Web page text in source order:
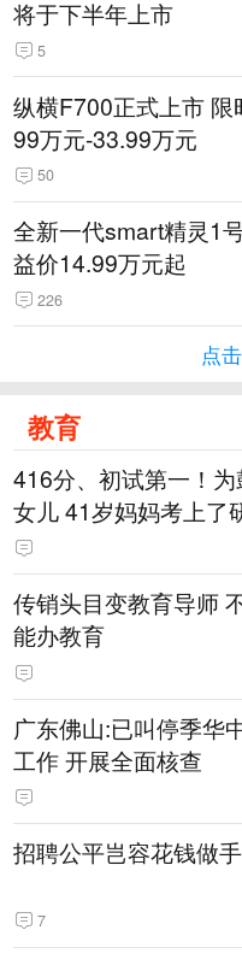
将于下半年上市
5
纵横F700正式上市 限
99万元-33.99万元
50
全新一代smart精灵1
益价14.99万元起
226
点
教育
416分、初试第一！
女儿 41岁妈妈考上了
传销头目变教育导师
能办教育
广东佛山:已叫停季华
工作 开展全面核查
招聘公平岂容花钱做
7